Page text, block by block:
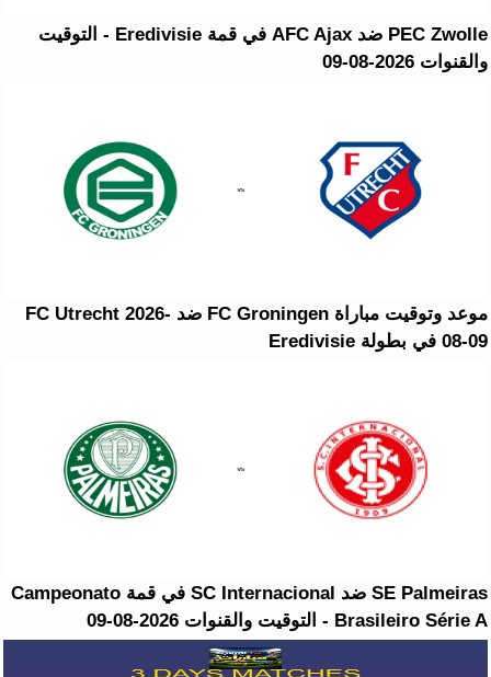
PEC Zwolle ضد AFC Ajax في قمة Eredivisie - التوقيت
والقنوات 2026-08-09
موعد وتوقيت مباراة FC Groningen ضد FC Utrecht 2026-
08-09 في بطولة Eredivisie
SE Palmeiras ضد SC Internacional في قمة Campeonato
Brasileiro Série A - التوقيت والقنوات 2026-08-09